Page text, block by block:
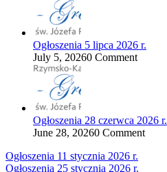
Ogłoszenia 5 lipca 2026 r.
July 5, 20260 Comment
Ogłoszenia 28 czerwca 2026 r.
June 28, 20260 Comment
Nawigacja
Ogłoszenia 11 stycznia 2026 r.
Ogłoszenia 25 stycznia 2026 r.